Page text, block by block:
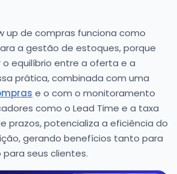
up de compras funciona como
a gestão de estoques, porque
equilíbrio entre a oferta e a
prática, combinada com uma
e o com o monitoramento
como o Lead Time e a taxa
prazos, potencializa a eficiência do
gerando benefícios tanto para
seus clientes.